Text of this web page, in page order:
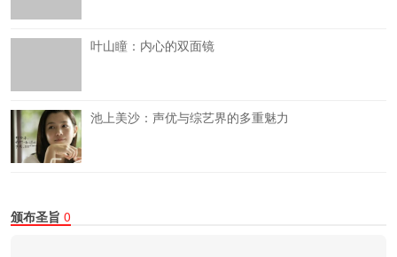
叶山瞳：内心的双面镜
池上美沙：声优与综艺界的多重魅力
颁布圣旨 0